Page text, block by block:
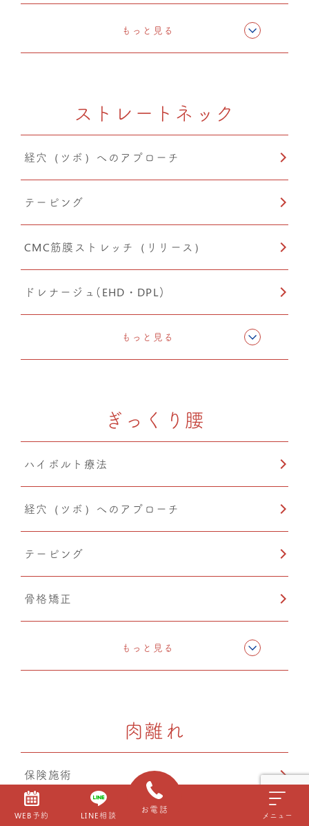
WEB予約 LINE相談
お電話
メニュー
CMC筋膜ストレッチ（リリース）
自律神経調整
O脚矯正
猫背矯正
もっと見る
ストレートネック
経穴（ツボ）へのアプローチ
テーピング
CMC筋膜ストレッチ（リリース）
ドレナージュ(EHD・DPL)
もっと見る
ぎっくり腰
ハイボルト療法
経穴（ツボ）へのアプローチ
テーピング
骨格矯正
CMC筋膜ストレッチ（リリース）
もっと見る
肉離れ
保険施術
特殊固定具